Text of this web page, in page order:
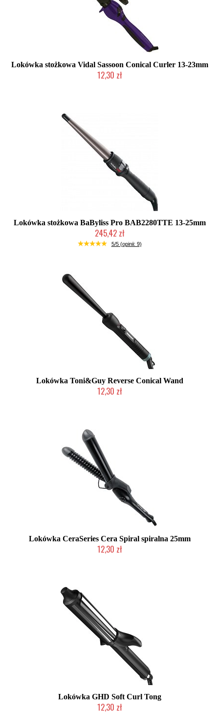
Lokówka stożkowa Vidal Sassoon Conical Curler 13-23mm
12,30 zł
Lokówka stożkowa BaByliss Pro BAB2280TTE 13-25mm
245,42 zł
Chwilowo niedostępny
5/5 (opinii: 9)
Lokówka Toni&Guy Reverse Conical Wand
12,30 zł
Lokówka CeraSeries Cera Spiral spiralna 25mm
12,30 zł
Lokówka GHD Soft Curl Tong
12,30 zł